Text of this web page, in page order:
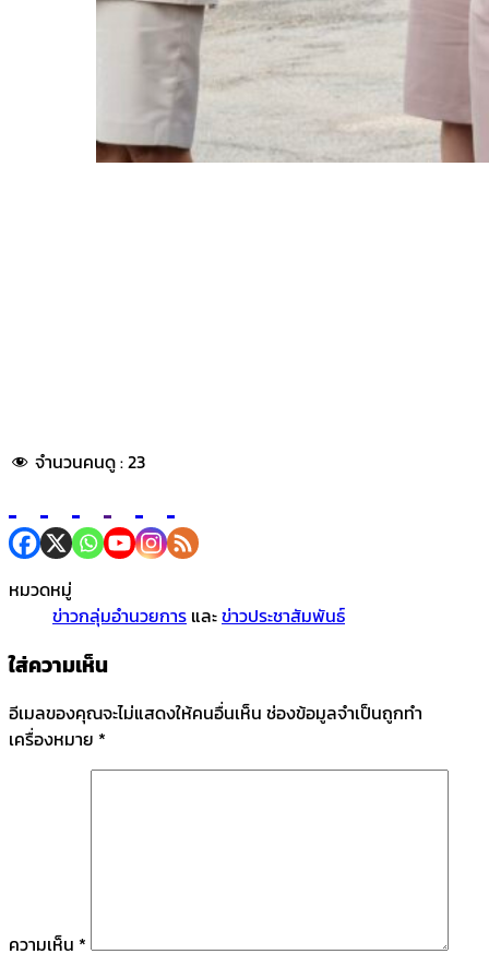
จำนวนคนดู :23
หมวดหมู่
ข่าวกลุ่มอำนวยการ และข่าวประชาสัมพันธ์
ใส่ความเห็น
อีเมลของคุณจะไม่แสดงให้คนอื่นเห็น ช่องข้อมูลจำเป็นถูกทำ
เครื่องหมาย *
ความเห็น *